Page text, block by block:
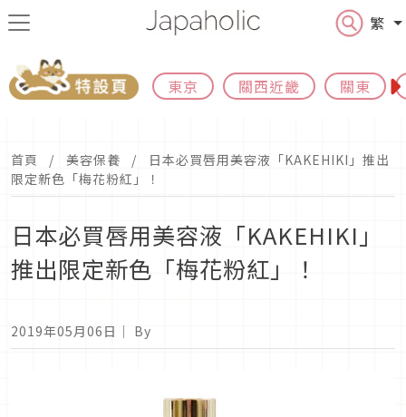
繁
東京 關西近畿 關東
首頁 美容保養
日本必買唇用美容液「KAKEHIKI」推出
限定新色「梅花粉紅」！
日本必買唇用美容液「KAKEHIKI」
推出限定新色「梅花粉紅」！
2019年05月06日 ｜ By